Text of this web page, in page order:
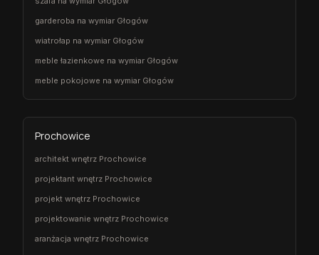
garderoba na wymiar Głogów
wiatrołap na wymiar Głogów
meble łazienkowe na wymiar Głogów
meble pokojowe na wymiar Głogów
Prochowice
architekt wnętrz Prochowice
projektant wnętrz Prochowice
projekt wnętrz Prochowice
projektowanie wnętrz Prochowice
aranżacja wnętrz Prochowice